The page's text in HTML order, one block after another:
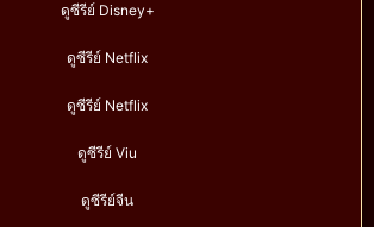
ดูซีรีย์ Disney+
ดูซีรีย์ Netflix
ดูซีรีย์ Netflix
ดูซีรีย์ Viu
ดูซีรีย์จีน